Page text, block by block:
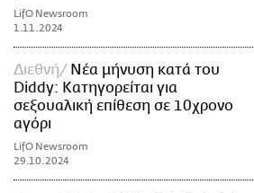
LifO Newsroom
1.11.2024
Διεθνή
Νέα μήνυση κατά του
Diddy: Κατηγορείται για
σεξουαλική επίθεση σε 10χρονο
αγόρι
LifO Newsroom
29.10.2024